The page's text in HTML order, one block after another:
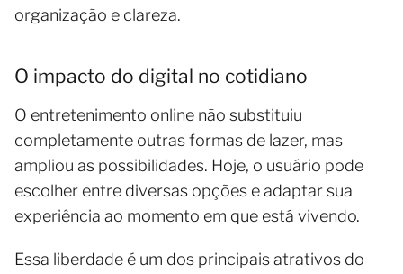
organização e clareza.
O impacto do digital no cotidiano
O entretenimento online não substituiu
completamente outras formas de lazer, mas
ampliou as possibilidades. Hoje, o usuário pode
escolher entre diversas opções e adaptar sua
experiência ao momento em que está vivendo.
Essa liberdade é um dos principais atrativos do